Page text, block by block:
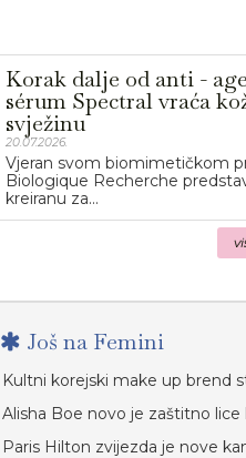
Korak dalje od anti -
sérum Spectral vraća
svježinu
20.07.2026.
Vjeran svom biomimetičkom
Biologique Recherche
kreiranu za...
Još na Femini
Kultni korejski make up brend
Alisha Boe novo je zaštitno
Paris Hilton zvijezda je nove